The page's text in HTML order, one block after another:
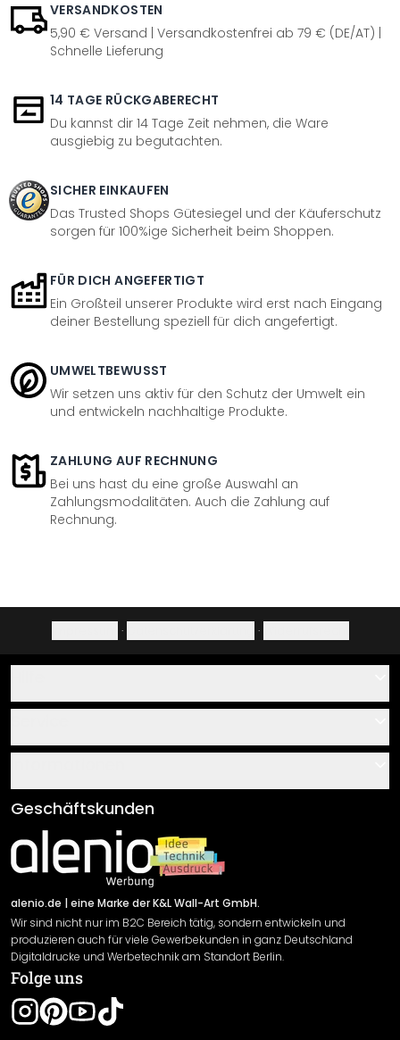
VERSANDKOSTEN
5,90 € Versand | Versandkostenfrei ab 79 € (DE/AT) |
Schnelle Lieferung
14 TAGE RÜCKGABERECHT
Du kannst dir 14 Tage Zeit nehmen, die Ware
ausgiebig zu begutachten.
SICHER EINKAUFEN
Das Trusted Shops Gütesiegel und der Käuferschutz
sorgen für 100%ige Sicherheit beim Shoppen.
FÜR DICH ANGEFERTIGT
Ein Großteil unserer Produkte wird erst nach Eingang
deiner Bestellung speziell für dich angefertigt.
UMWELTBEWUSST
Wir setzen uns aktiv für den Schutz der Umwelt ein
und entwickeln nachhaltige Produkte.
ZAHLUNG AUF RECHNUNG
Bei uns hast du eine große Auswahl an
Zahlungsmodalitäten. Auch die Zahlung auf
Rechnung.
· ·
Über uns
Klebe- und Montageanleitungen
Newsletter An-/Abmeldung
Sendungsverfolgung
AGB
Impressum
Versand & Zahlung
Rücksendung
Widerrufsrecht
Datenschutzerklärung
Gewährleistung
Leistungserklärung / CE-Zeichen
Geschäftskunden
alenio.de | eine Marke der K&L Wall-Art GmbH.
Wir sind nicht nur im B2C Bereich tätig, sondern entwickeln und
produzieren auch für viele Gewerbekunden in ganz Deutschland
Digitaldrucke und Werbetechnik am Standort Berlin.
Folge uns